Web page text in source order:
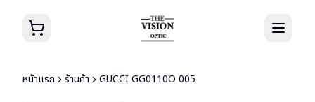
หน้าแรก ร้านค้า GUCCI GG0110O 005